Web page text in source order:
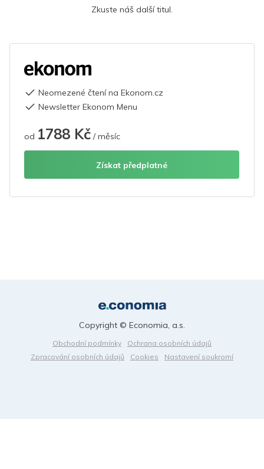
Zkuste náš další titul.
Neomezené čtení na Ekonom.cz
Newsletter Ekonom Menu
od 1788 Kč / měsíc
Získat předplatné
Obchodní podmínky
Ochrana osobních údajů
Zpracování osobních údajů
Cookies Nastavení soukromí
Copyright © Economia, a.s.